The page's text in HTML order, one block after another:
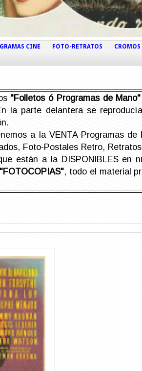
CINE FOTO-RETRATOS
"Folletos ó Programas de Mano"
la parte delantera se
a la VENTA Programas de
Foto-Postales Retro,
están a la DISPONIBLES en
"FOTOCOPIAS", todo el material